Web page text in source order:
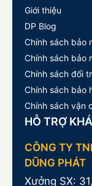
Giới thiệu
DP Blog
Chính sách bảo
Chính sách bảo
Chính sách đổi
Chính sách bảo
Chính sách vận
HỖ TRỢ
CÔNG TY
DŨNG PHÁT
Xưởng SX: